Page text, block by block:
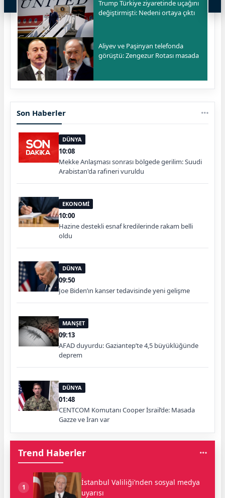
Trump Türkiye ziyaretinde uçağını
değiştirmişti: Nedeni ortaya çıktı
Aliyev ve Paşinyan telefonda
görüştü: Zengezur Rotası masada
Son Haberler
DÜNYA
10:08
Mekke Anlaşması sonrası bölgede gerilim: Suudi
Arabistan'da rafineri vuruldu
EKONOMİ
10:00
Hazine destekli esnaf kredilerinde rakam belli
oldu
DÜNYA
09:50
Joe Biden’ın kanser tedavisinde yeni gelişme
MANŞET
09:13
AFAD duyurdu: Gaziantep’te 4,5 büyüklüğünde
deprem
DÜNYA
01:48
CENTCOM Komutanı Cooper İsrail’de: Masada
Gazze ve İran var
Trend Haberler
1
İstanbul Valiliği’nden sosyal medya
uyarısı